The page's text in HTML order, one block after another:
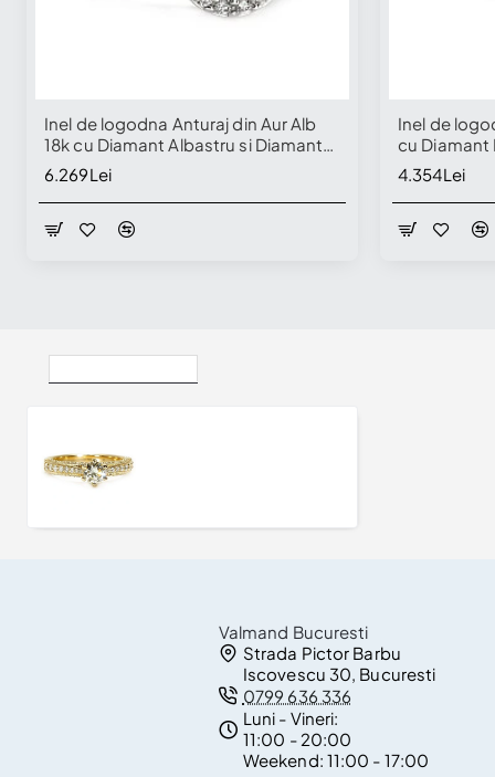
Inel de logodna Anturaj din Aur Alb
18k cu Diamant Albastru si Diamante
Incolore - model i122060
6.269Lei
Inel de
cu Diamant
4.354Lei
Valmand Bucuresti
Strada Pictor Barbu
Iscovescu 30, Bucuresti
0799 636 336
Luni - Vineri:
11:00 - 20:00
Weekend: 11:00 - 17:00